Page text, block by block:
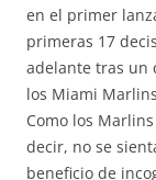
en el primer
primeras 17
adelante tras un
los Miami
Como los
decir, no se
beneficio de